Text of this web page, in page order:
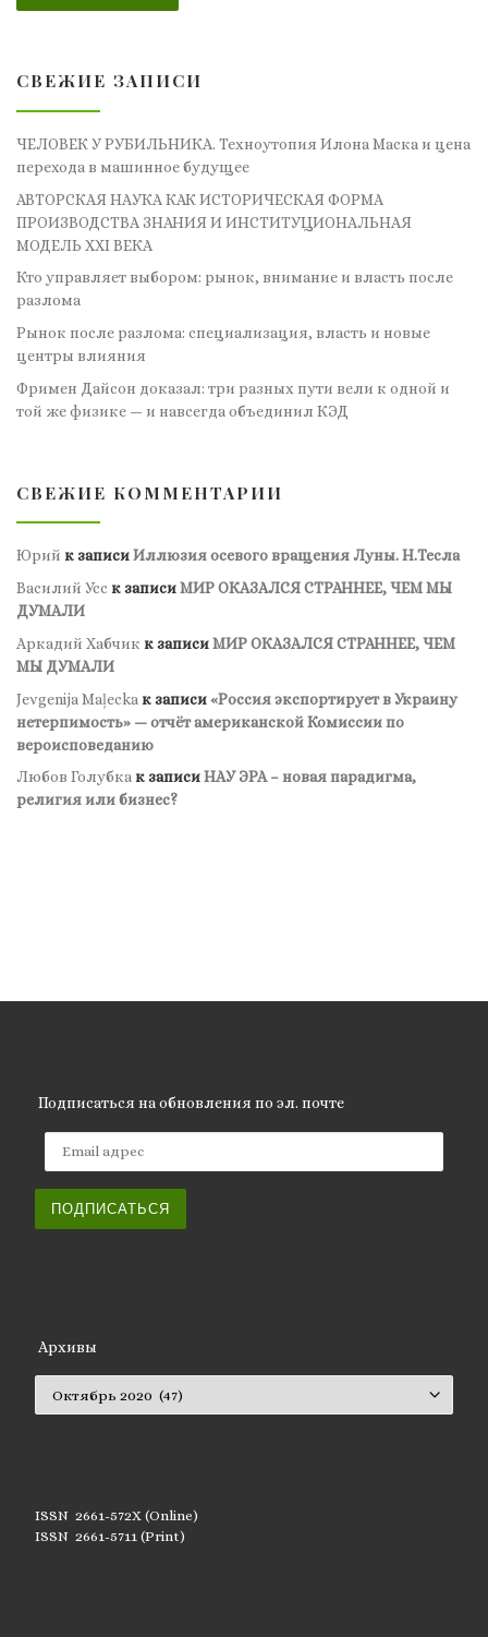
СВЕЖИЕ ЗАПИСИ
ЧЕЛОВЕК У РУБИЛЬНИКА. Техноутопия Илона Маска и цена
перехода в машинное будущее
АВТОРСКАЯ НАУКА КАК ИСТОРИЧЕСКАЯ ФОРМА
ПРОИЗВОДСТВА ЗНАНИЯ И ИНСТИТУЦИОНАЛЬНАЯ
МОДЕЛЬ XXI ВЕКА
Кто управляет выбором: рынок, внимание и власть после
разлома
Рынок после разлома: специализация, власть и новые
центры влияния
Фримен Дайсон доказал: три разных пути вели к одной и
той же физике — и навсегда объединил КЭД
СВЕЖИЕ КОММЕНТАРИИ
Юрий к записиИллюзия осевого вращения Луны. Н.Тесла
Василий Усс к записиМИР ОКАЗАЛСЯ СТРАННЕЕ, ЧЕМ МЫ
ДУМАЛИ
Аркадий Хабчик к записиМИР ОКАЗАЛСЯ СТРАННЕЕ, ЧЕМ
МЫ ДУМАЛИ
Jevgenija Maļecka к записи«Россия экспортирует в Украину
нетерпимость» — отчёт американской Комиссии по
вероисповеданию
Любов Голубкак записиНАУ ЭРА – новая парадигма,
религия или бизнес?
Подписаться на обновления по эл. почте
ПОДПИСАТЬСЯ
Архивы
ISSN 2661-572X (Online)
ISSN 2661-5711 (Print)